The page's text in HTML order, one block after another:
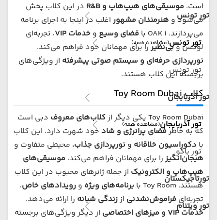
تور تونس
تور تونس(مشاهده همه)
تور تونس
تور آذربایجان
تور آذربایجان(مشاهده همه)
تور باکو
تورتاجیکستان
تور ویتنام
است. موسیقی‌های هیپ‌هاپ و R&B
در این کلاب پخش
می‌شود و هنرمندان مشهوراغلب در اینجا به اجرای برنامه
می‌پردازند. 1 OAK با
فضای وسیع و خدمات VIP
، تجربه‌ای
لوکس وبی‌نظیررا برای مهمانان خود فراهم می‌کند.
نورپردازی حرفه‌ای و سیستم صوتی پیشرفته از ویژگی‌های
برجسته این کلاب هستند.
کلاب Toy Room Dubai
Toy Room Dubai یکی دیگر از کلاب‌های معروف دبی است
که به خاطرفضای پرانرژی و شاد خود شهرت دارد. این کلاب
با دکوراسیون خلاقانه و نورپردازی جذاب، محیطی متفاوت و
هیجان‌انگیزرا برای مهمانان فراهم می‌کند. موسیقی‌های
هیپ‌هاپ و الکترونیک از جمله ژانرهای محبوب در این کلاب
هستند. Toy Room با
برنامه‌های ویژه و رویدادهای خاص،
تجربه‌ای فراموش‌نشدنی اززندگی شبانه را ارائه می‌دهد.
خدمات VIP و میزهای اختصاصی
از دیگر ویژگی‌های برجسته